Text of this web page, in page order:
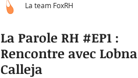
La team FoxRH
La Parole RH #EP1 :
Rencontre avec Lobna
Calleja